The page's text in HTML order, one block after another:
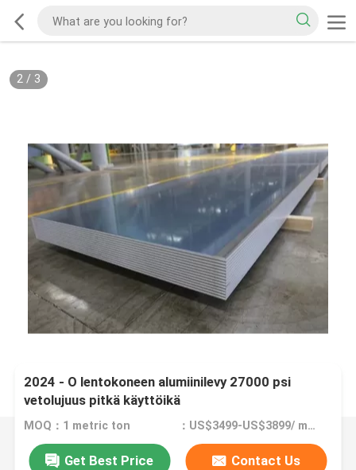
2/ 3
2024 - O lentokoneen alumiinilevy 27000 psi
vetolujuus pitkä käyttöikä
MOQ：1 metric ton ：US$3499-US$3899/ metric ton
Get Best Price Contact Us